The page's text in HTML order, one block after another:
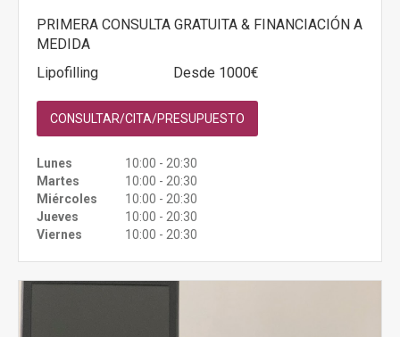
PRIMERA CONSULTA GRATUITA & FINANCIACIÓN A
MEDIDA
Lipofilling
Desde 1000€
CONSULTAR/CITA/PRESUPUESTO
Lunes
10:00 - 20:30
Martes
10:00 - 20:30
Miércoles
10:00 - 20:30
Jueves
10:00 - 20:30
Viernes
10:00 - 20:30